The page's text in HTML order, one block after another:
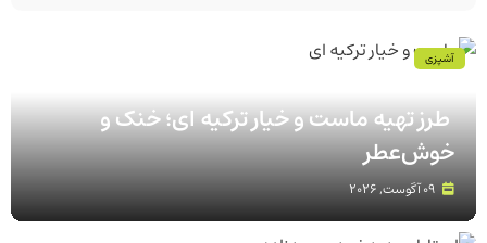
طرز تهیه ماست و خیار ترکیه‌ ای؛ خنک و
خوش‌عطر
آشپزی